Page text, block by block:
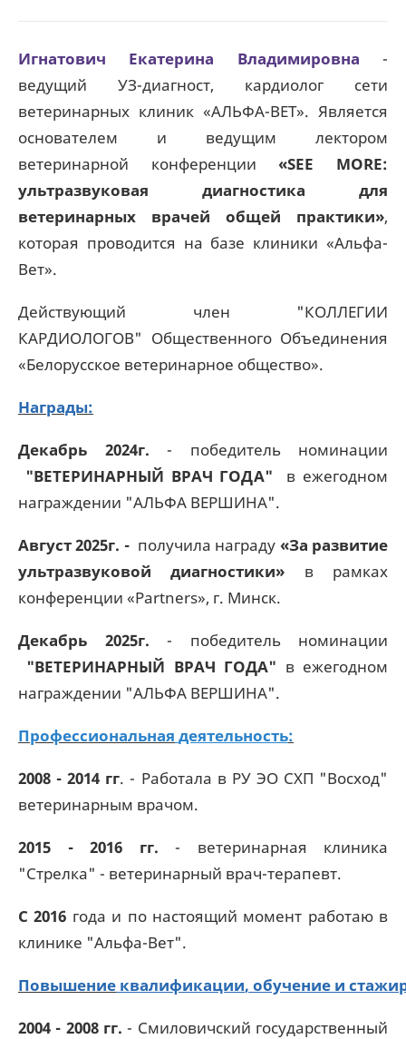
Игнатович Екатерина Владимировна -
ведущий УЗ-диагност, кардиолог сети
ветеринарных клиник «АЛЬФА-ВЕТ». Является
основателем и ведущим лектором
ветеринарной конференции «SEE MORE:
ультразвуковая диагностика для
ветеринарных врачей общей практики»,
которая проводится на базе клиники «Альфа-
Вет».
Действующий член "КОЛЛЕГИИ
КАРДИОЛОГОВ" Общественного Объединения
«Белорусское ветеринарное общество».
Награды:
Декабрь 2024г. - победитель номинации
"ВЕТЕРИНАРНЫЙ ВРАЧ ГОДА" в ежегодном
награждении "АЛЬФА ВЕРШИНА".
Август 2025г. - получила награду «За развитие
ультразвуковой диагностики» в рамках
конференции «Partners», г. Минск.
Декабрь 2025г. - победитель номинации
"ВЕТЕРИНАРНЫЙ ВРАЧ ГОДА" в ежегодном
награждении "АЛЬФА ВЕРШИНА".
Профессиональная деятельность:
2008 - 2014 гг. - Работала в РУ ЭО СХП "Восход"
ветеринарным врачом.
2015 - 2016 гг. - ветеринарная клиника
"Стрелка" - ветеринарный врач-терапевт.
С 2016 года и по настоящий момент работаю в
клинике "Альфа-Вет".
Повышение квалификации, обучение и
2004 - 2008 гг. - Смиловичский государственный